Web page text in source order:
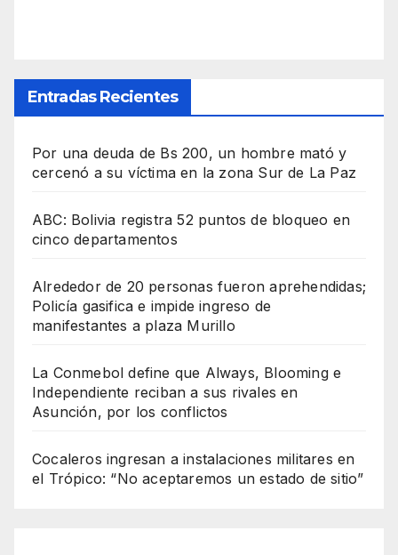
Entradas Recientes
Por una deuda de Bs 200, un hombre mató y
cercenó a su víctima en la zona Sur de La Paz
ABC: Bolivia registra 52 puntos de bloqueo en
cinco departamentos
Alrededor de 20 personas fueron aprehendidas;
Policía gasifica e impide ingreso de
manifestantes a plaza Murillo
La Conmebol define que Always, Blooming e
Independiente reciban a sus rivales en
Asunción, por los conflictos
Cocaleros ingresan a instalaciones militares en
el Trópico: “No aceptaremos un estado de sitio”